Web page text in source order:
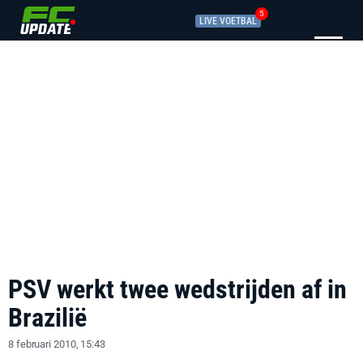
LIVE VOETBAL
5
PSV werkt twee wedstrijden af in
Brazilië
8 februari 2010, 15:43